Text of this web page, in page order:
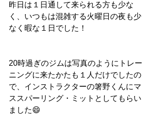
昨日は１日通して来られる方も少な
く、いつもは混雑する火曜日の夜も少
なく暇な１日でした！
20時過ぎのジムは写真のようにトレー
ニングに来たかたも１人だけでしたの
で、インストラクターの箸野くんにマ
ススパーリング・ミットとしてもらい
ました😄